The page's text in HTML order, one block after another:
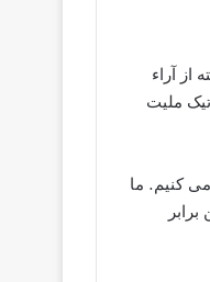
از آراء
ملیت
کنيم. ما